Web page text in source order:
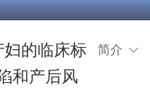
的临床标
和产后风
简介